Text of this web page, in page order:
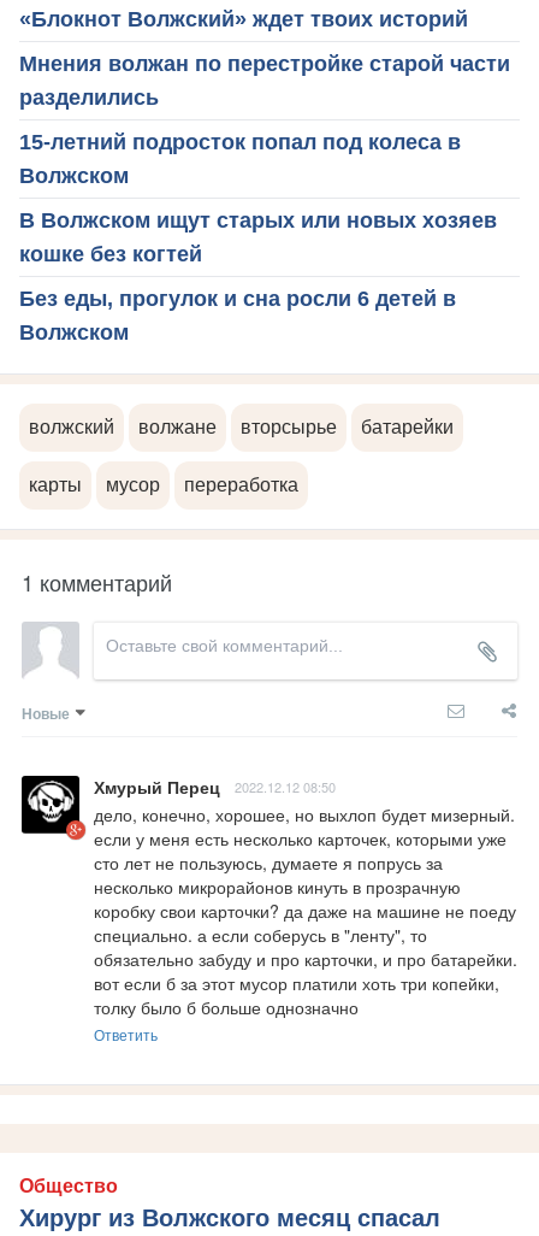
«Блокнот Волжский» ждет твоих историй
Мнения волжан по перестройке старой части
разделились
15-летний подросток попал под колеса в
Волжском
В Волжском ищут старых или новых хозяев
кошке без когтей
Без еды, прогулок и сна росли 6 детей в
Волжском
волжский волжане вторсырье батарейки
карты мусор переработка
1 комментарий
Новые
Хмурый Перец 2022.12.12 08:50
дело, конечно, хорошее, но выхлоп будет мизерный.
если у меня есть несколько карточек, которыми уже
сто лет не пользуюсь, думаете я попрусь за
несколько микрорайонов кинуть в прозрачную
коробку свои карточки? да даже на машине не поеду
специально. а если соберусь в "ленту", то
обязательно забуду и про карточки, и про батарейки.
вот если б за этот мусор платили хоть три копейки,
толку было б больше однозначно
Ответить
Общество
Хирург из Волжского месяц спасал